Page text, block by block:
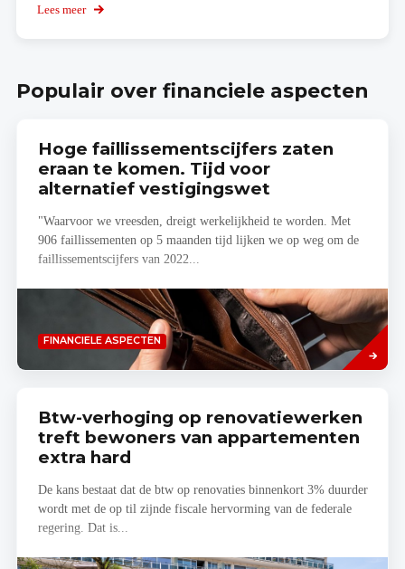
Lees meer over
Populair over financiele aspecten
Hoge faillissementscijfers zaten
eraan te komen. Tijd voor
alternatief vestigingswet
"Waarvoor we vreesden, dreigt werkelijkheid te worden. Met
906 faillissementen op 5 maanden tijd lijken we op weg om de
faillissementscijfers van 2022...
FINANCIELE ASPECTEN
Lees
meer
Btw-verhoging op renovatiewerken
treft bewoners van appartementen
extra hard
De kans bestaat dat de btw op renovaties binnenkort 3% duurder
wordt met de op til zijnde fiscale hervorming van de federale
regering. Dat is...